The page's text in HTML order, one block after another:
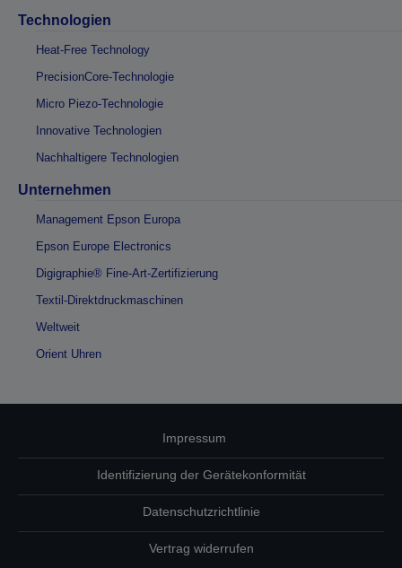
Technologien
Heat-Free Technology
PrecisionCore-Technologie
Micro Piezo-Technologie
Innovative Technologien
Nachhaltigere Technologien
Unternehmen
Management Epson Europa
Epson Europe Electronics
Digigraphie® Fine-Art-Zertifizierung
Textil-Direktdruckmaschinen
Weltweit
Orient Uhren
Impressum
Identifizierung der Gerätekonformität
Datenschutzrichtlinie
Vertrag widerrufen